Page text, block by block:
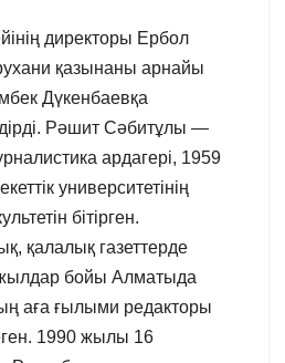
директоры Ербол
қазынаны арнайы
Дүкенбаевқа
Рәшит Сәбитұлы —
ардагері, 1959
университетінің
бітірген.
қалалық газеттерде
жылдар бойы Алматыда
аға ғылыми редакторы
1990 жылы 16